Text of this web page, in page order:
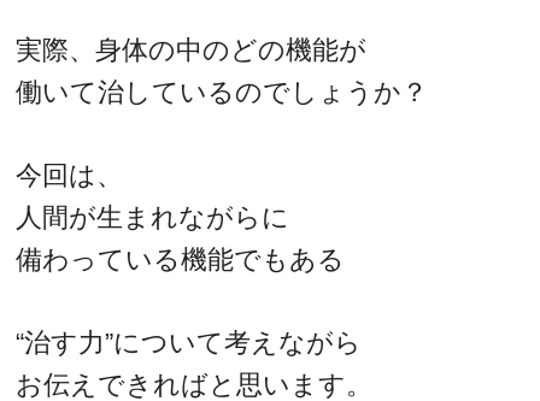
実際、身体の中のどの機能が
働いて治しているのでしょうか？
今回は、
人間が生まれながらに
備わっている機能でもある
“治す力”について考えながら
お伝えできればと思います。